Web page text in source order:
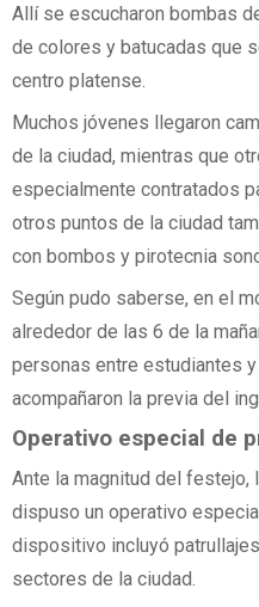
Allí se escucharon bombas
de colores y batucadas que
centro platense.
Muchos jóvenes llegaron
de la ciudad, mientras que
especialmente contratados
otros puntos de la ciudad
con bombos y pirotecnia
Según pudo saberse, en el
alrededor de las 6 de la
personas entre estudiantes
acompañaron la previa del
Operativo especial de
Ante la magnitud del festejo,
dispuso un operativo
dispositivo incluyó
sectores de la ciudad.